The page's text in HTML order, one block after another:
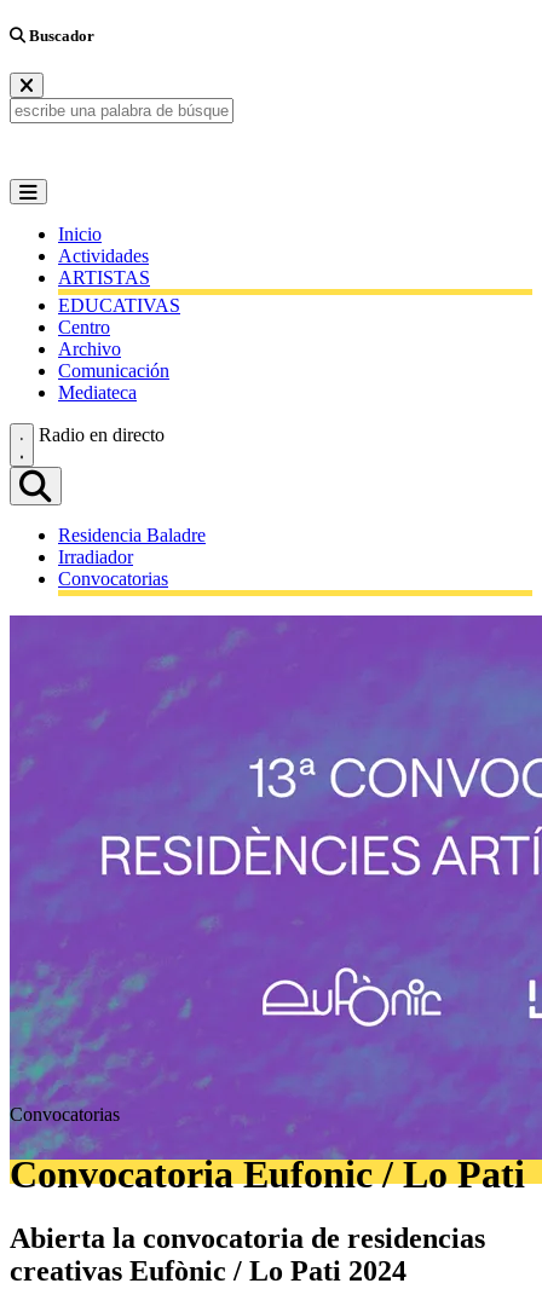
Buscador
Inicio
Actividades
ARTISTAS
EDUCATIVAS
Centro
Archivo
Comunicación
Mediateca
Radio en directo
Residencia Baladre
Irradiador
Convocatorias
Convocatorias
Convocatoria Eufonic / Lo Pati
Abierta la convocatoria de residencias
creativas Eufònic / Lo Pati 2024